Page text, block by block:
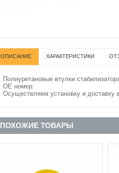
ОПИСАНИЕ ХАРАКТЕРИСТИКИ
Полиуретановые втулки
OE номер:
Осуществляем установку и доставку
ПОХОЖИЕ ТОВАРЫ